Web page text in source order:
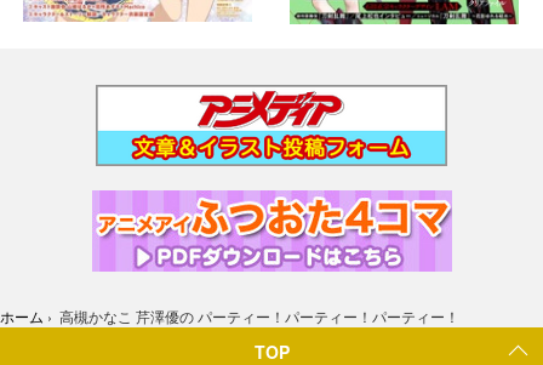
ホーム › 高槻かなこ 芹澤優の パーティー！パーティー！パーティー！
TOP